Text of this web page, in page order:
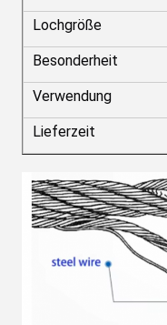
Lochgröße
Besonderheit
Verwendung
Lieferzeit